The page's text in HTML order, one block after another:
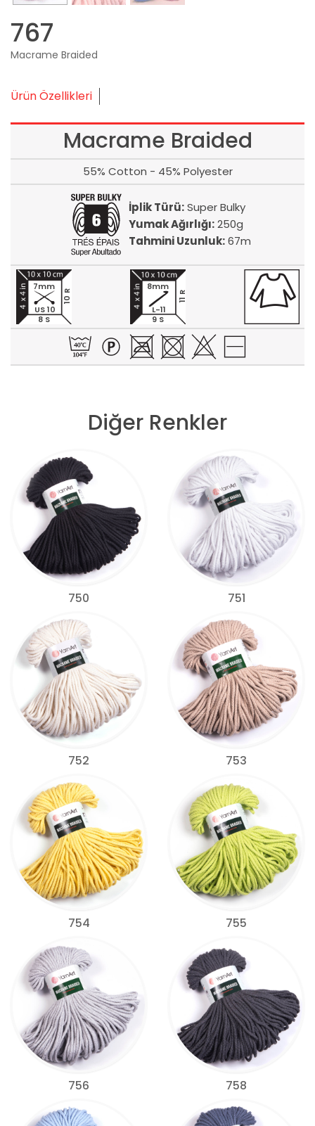
767
Macrame Braided
Ürün Özellikleri
Macrame Braided
55% Cotton - 45% Polyester
İplik Türü:Super Bulky
Yumak Ağırlığı:250g
Tahmini Uzunluk:67m
8 S
10 R
7mm
US 10
9 S
11 R
8mm
L-11
Diğer Renkler
750 751
752 753
754 755
756 758